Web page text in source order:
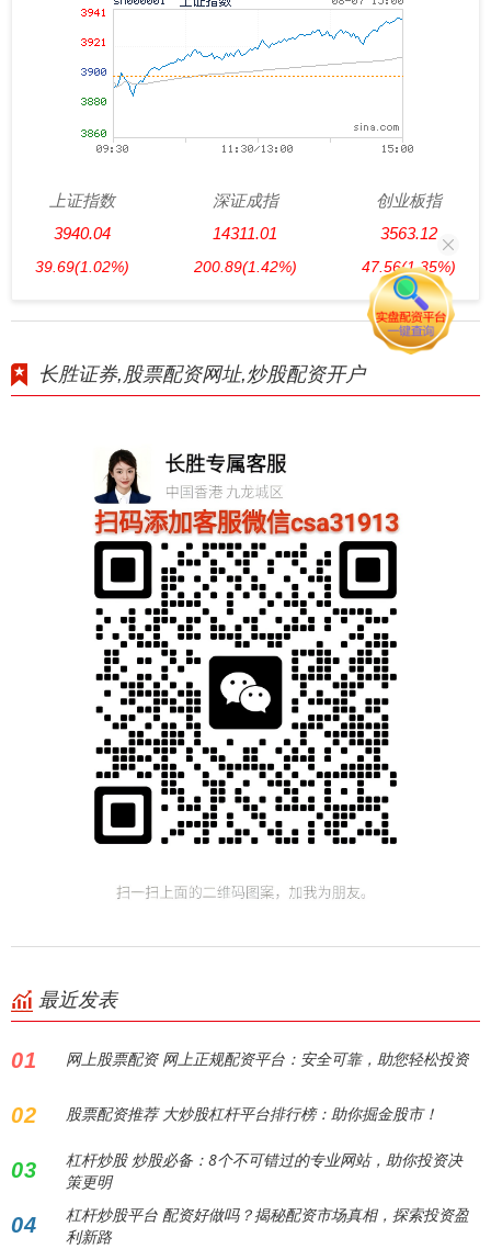
上证指数
3940.04
39.69(1.02%)
深证成指
14311.01
200.89(1.42%)
创业板指
3563.12
47.56(1.35%)
长胜证券,股票配资网址,炒股配资开户
最近发表
01 网上股票配资 网上正规配资平台：安全可靠，助您轻松投资
02 股票配资推荐 大炒股杠杆平台排行榜：助你掘金股市！
03
杠杆炒股 炒股必备：8个不可错过的专业网站，助你投资决
策更明
04
杠杆炒股平台 配资好做吗？揭秘配资市场真相，探索投资盈
利新路